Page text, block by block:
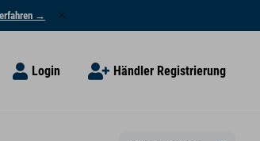
→
Login Händler Registrierung